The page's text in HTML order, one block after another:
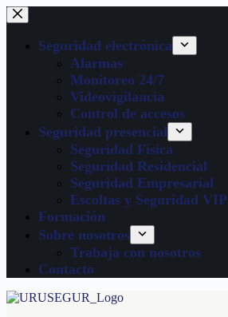
Seguridad electrónica
Alarmas
Monitoreo 24/7
Videovigilancia
Control de accesos
Seguridad presencial
Seguridad Física
Seguridad Residencial
Seguridad Empresarial
Escoltas y Seguridad VIP
Formación
Sobre nosotros
Trabaja con nosotros
Contacto